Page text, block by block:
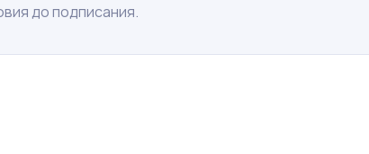
до подписания.